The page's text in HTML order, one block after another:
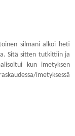
silmäni alkoi heti
Sitä sitten tutkittiin ja
kun imetyksen
imetyksessä